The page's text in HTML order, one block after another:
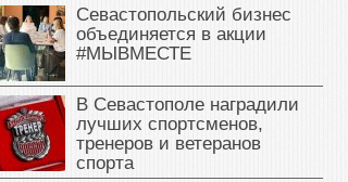
Севастопольский бизнес
объединяется в акции
#МЫВМЕСТЕ
В Севастополе наградили
лучших спортсменов,
тренеров и ветеранов
спорта